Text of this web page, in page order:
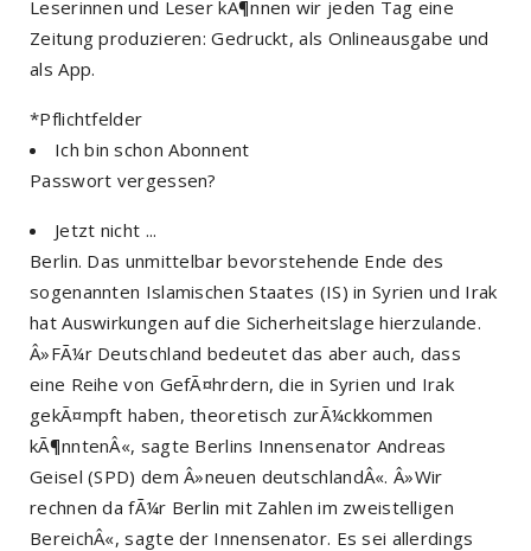
Leserinnen und Leser kÃ¶nnen wir jeden Tag eine
Zeitung produzieren: Gedruckt, als Onlineausgabe und
als App.
*Pflichtfelder
Ich bin schon Abonnent
Passwort vergessen?
Jetzt nicht ...
Berlin. Das unmittelbar bevorstehende Ende des
sogenannten Islamischen Staates (IS) in Syrien und Irak
hat Auswirkungen auf die Sicherheitslage hierzulande.
Â»FÃ¼r Deutschland bedeutet das aber auch, dass
eine Reihe von GefÃ¤hrdern, die in Syrien und Irak
gekÃ¤mpft haben, theoretisch zurÃ¼ckkommen
kÃ¶nntenÂ«, sagte Berlins Innensenator Andreas
Geisel (SPD) dem Â»neuen deutschlandÂ«. Â»Wir
rechnen da fÃ¼r Berlin mit Zahlen im zweistelligen
BereichÂ«, sagte der Innensenator. Es sei allerdings